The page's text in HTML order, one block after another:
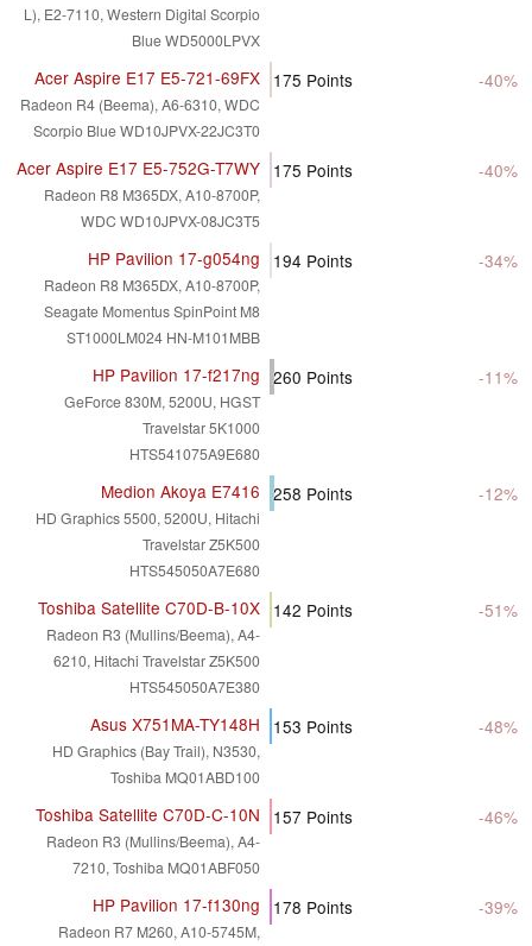
L), E2-7110, Western Digital Scorpio
Blue WD5000LPVX
Acer Aspire E17 E5-721-69FX
Radeon R4 (Beema), A6-6310, WDC
Scorpio Blue WD10JPVX-22JC3T0
175 Points -40%
Acer Aspire E17 E5-752G-T7WY
Radeon R8 M365DX, A10-8700P,
WDC WD10JPVX-08JC3T5
175 Points -40%
HP Pavilion 17-g054ng
Radeon R8 M365DX, A10-8700P,
Seagate Momentus SpinPoint M8
ST1000LM024 HN-M101MBB
194 Points -34%
HP Pavilion 17-f217ng
GeForce 830M, 5200U, HGST
Travelstar 5K1000
HTS541075A9E680
260 Points -11%
Medion Akoya E7416
HD Graphics 5500, 5200U, Hitachi
Travelstar Z5K500
HTS545050A7E680
258 Points -12%
Toshiba Satellite C70D-B-10X
Radeon R3 (Mullins/Beema), A4-
6210, Hitachi Travelstar Z5K500
HTS545050A7E380
142 Points -51%
Asus X751MA-TY148H
HD Graphics (Bay Trail), N3530,
Toshiba MQ01ABD100
153 Points -48%
Toshiba Satellite C70D-C-10N
Radeon R3 (Mullins/Beema), A4-
7210, Toshiba MQ01ABF050
157 Points -46%
HP Pavilion 17-f130ng
Radeon R7 M260, A10-5745M,
178 Points -39%